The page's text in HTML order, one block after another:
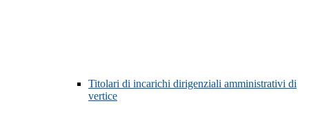
Titolari di incarichi dirigenziali amministrativi di
vertice